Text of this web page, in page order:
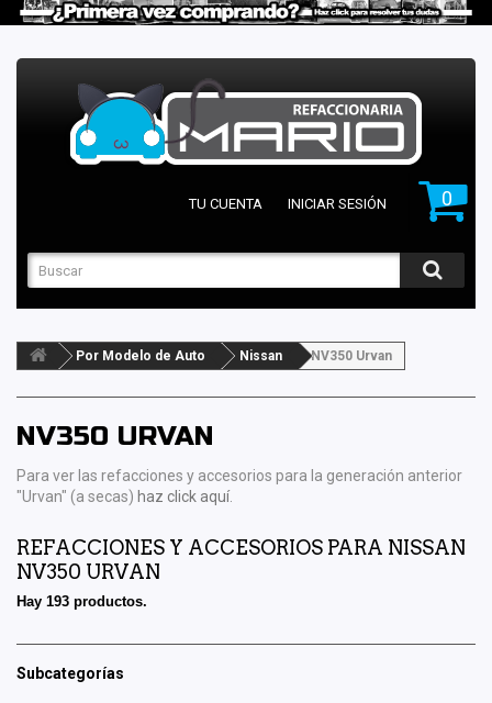
0
TU CUENTA INICIAR SESIÓN
Por Modelo de Auto Nissan NV350 Urvan
NV350 URVAN
Para ver las refacciones y accesorios para la generación anterior
"Urvan" (a secas) haz click aquí.
REFACCIONES Y ACCESORIOS PARA NISSAN
NV350 URVAN
Hay 193 productos.
Subcategorías